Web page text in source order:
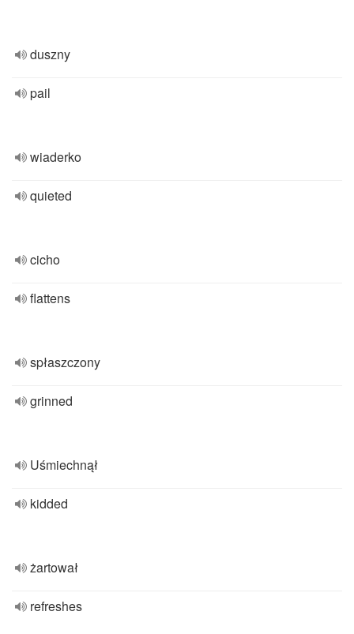
duszny
pail
wiaderko
quieted
cicho
flattens
spłaszczony
grinned
Uśmiechnął
kidded
żartował
refreshes